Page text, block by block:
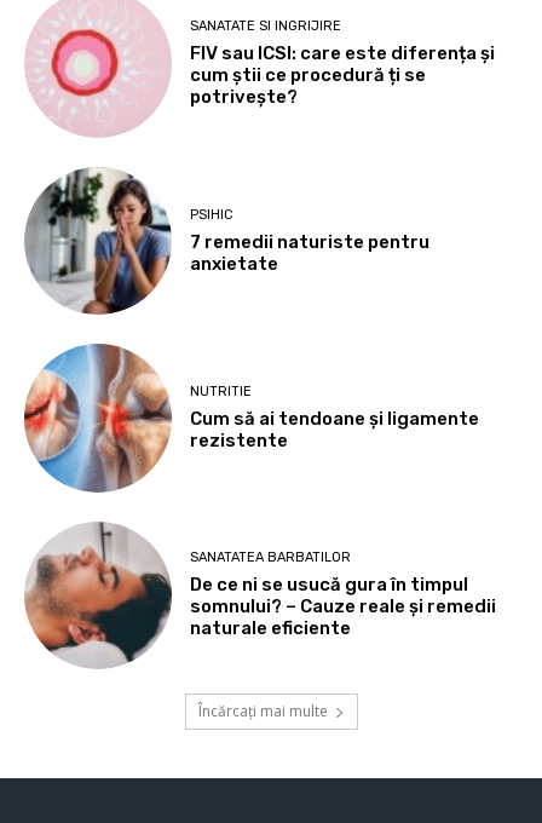
SANATATE SI INGRIJIRE
FIV sau ICSI: care este diferența și
cum știi ce procedură ți se
potrivește?
PSIHIC
7 remedii naturiste pentru
anxietate
NUTRITIE
Cum să ai tendoane şi ligamente
rezistente
SANATATEA BARBATILOR
De ce ni se usucă gura în timpul
somnului? – Cauze reale și remedii
naturale eficiente
Încărcați mai multe